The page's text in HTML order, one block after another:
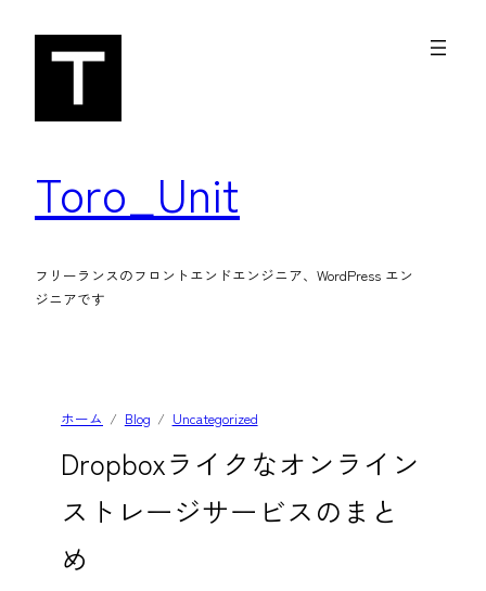
Toro_Unit
フリーランスのフロントエンドエンジニア、WordPress エン
ジニアです
ホーム Blog Uncategorized
Dropboxライクなオンライン
ストレージサービスのまと
め